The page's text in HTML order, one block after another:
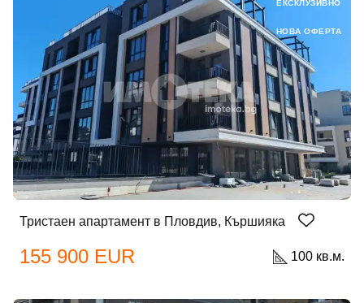
Тристаен апартамент в Пловдив, Кършияка
155 900 EUR 100 кв.м.
ЕКСКЛУЗИВНО
НОВА ОФЕРТА